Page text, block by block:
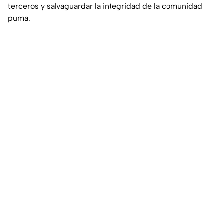
terceros y salvaguardar la integridad de la comunidad
puma.